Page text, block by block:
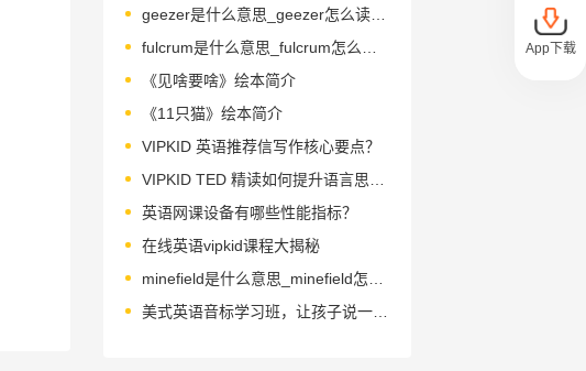
geezer是什么意思_geezer怎么读_音标ˈgi-zə(r)
《见啥要啥》绘本简介
《11只猫》绘本简介
VIPKID 英语推荐信写作核心要点？
英语网课设备有哪些性能指标？
在线英语vipkid课程大揭秘
美式英语音标学习班，让孩子说一口流利英语
App下载